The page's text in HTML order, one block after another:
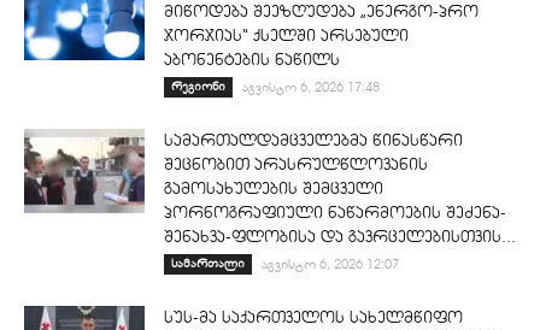
მიწოდება შეეზღუდება „ენერგო-პრო
ჯორჯიას“ ქსელში არსებული
აბონენტების ნაწილს
რეგიონი აგვისტო 6, 2026 17:48
სამართალდამცველებმა წინასწარი
შეცნობით არასრულწლოვანის
გამოსახულების შემცველი
პორნოგრაფიული ნაწარმოების შეძენა-
შენახვა-ფლობისა და გავრცელებისთვის...
სამართალი აგვისტო 6, 2026 12:07
სუს-მა საქართველოს სახელმწიფო